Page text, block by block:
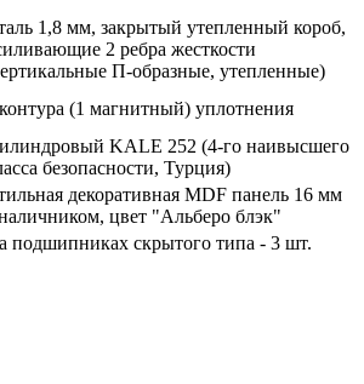
1,8 мм, закрытый утепленный короб,
2 ребра жесткости
П-образные, утепленные)
(1 магнитный) уплотнения
KALE 252 (4-го наивысшего
безопасности, Турция)
декоративная MDF панель 16 мм
цвет "Альберо блэк"
подшипниках скрытого типа - 3 шт.